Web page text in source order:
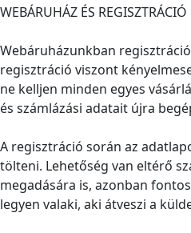
WEBÁRUHÁZ ÉS REGISZTRÁCIÓ
Webáruházunkban
regisztráció viszont
ne kelljen minden egyes
és számlázási adatait újra
A regisztráció során az
tölteni. Lehetőség van eltérő
megadására is, azonban
legyen valaki, aki átveszi a